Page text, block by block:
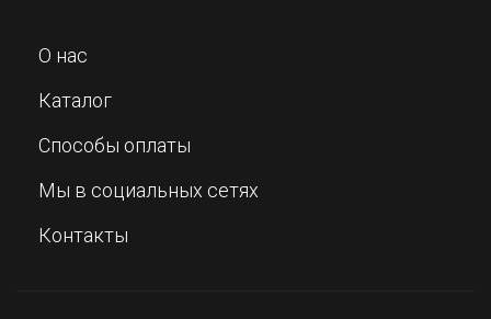
О нас
Каталог
Способы оплаты
Мы в социальных сетях
Контакты